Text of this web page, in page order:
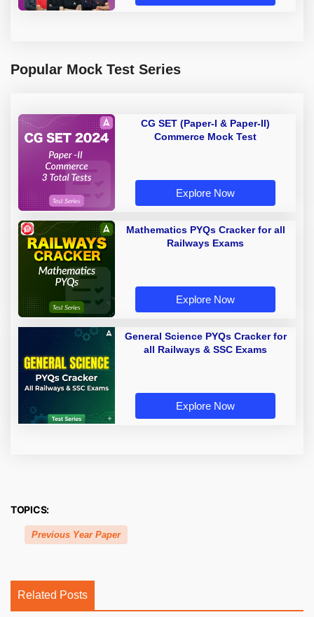
Popular Mock Test Series
CG SET (Paper-I & Paper-II)
Commerce Mock Test
Explore Now
Mathematics PYQs Cracker for all
Railways Exams
Explore Now
General Science PYQs Cracker for
all Railways & SSC Exams
Explore Now
TOPICS:
Previous Year Paper
Related Posts